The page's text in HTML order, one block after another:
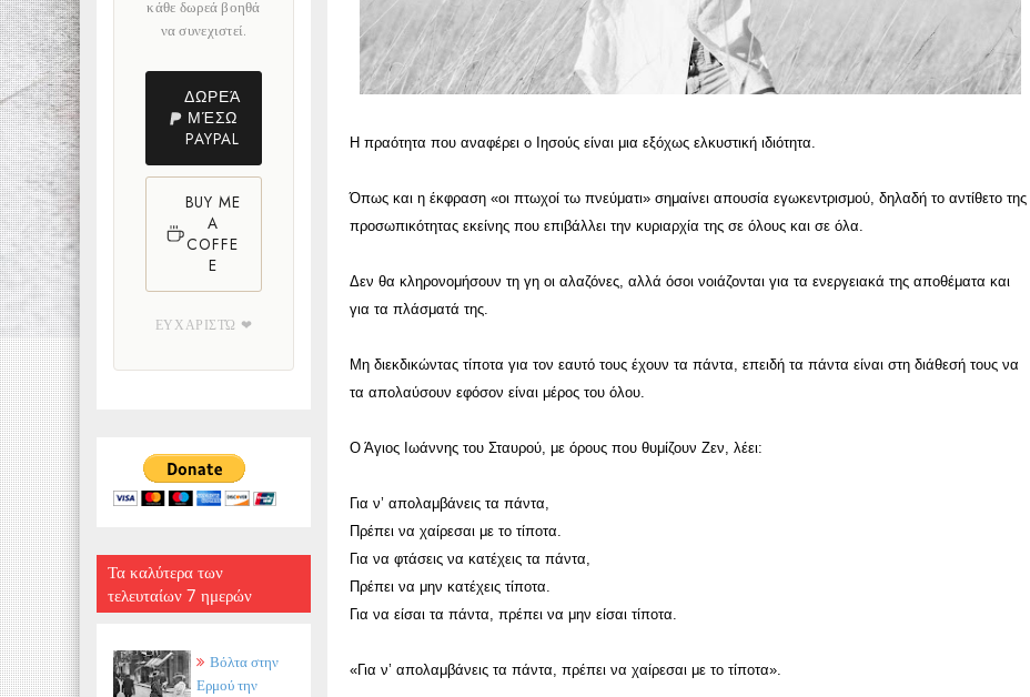
κάθε δωρεά βοηθά
να συνεχιστεί.
ΔΩΡΕΆ
ΜΈΣΩ
PAYPAL
BUY ME
A
COFFE
E
ΕΥΧΑΡΙΣΤΏ ❤
Τα καλύτερα των
τελευταίων 7 ημερών
Βόλτα στην
Ερμού την
Η πραότητα που αναφέρει ο Ιησούς είναι μια εξόχως ελκυστική ιδιότητα.
Όπως και η έκφραση «οι πτωχοί τω πνεύματι» σημαίνει απουσία εγωκεντρισμού, δηλαδή το αντίθετο της
προσωπικότητας εκείνης που επιβάλλει την κυριαρχία της σε όλους και σε όλα.
Δεν θα κληρονομήσουν τη γη οι αλαζόνες, αλλά όσοι νοιάζονται για τα ενεργειακά της αποθέματα και
για τα πλάσματά της.
Μη διεκδικώντας τίποτα για τον εαυτό τους έχουν τα πάντα, επειδή τα πάντα είναι στη διάθεσή τους να
τα απολαύσουν εφόσον είναι μέρος του όλου.
Ο Άγιος Ιωάννης του Σταυρού, με όρους που θυμίζουν Ζεν, λέει:
Για ν’ απολαμβάνεις τα πάντα,
Πρέπει να χαίρεσαι με το τίποτα.
Για να φτάσεις να κατέχεις τα πάντα,
Πρέπει να μην κατέχεις τίποτα.
Για να είσαι τα πάντα, πρέπει να μην είσαι τίποτα.
«Για ν’ απολαμβάνεις τα πάντα, πρέπει να χαίρεσαι με το τίποτα».